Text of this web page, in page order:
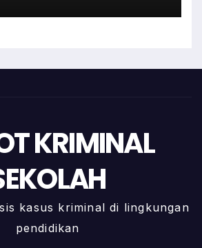
KRIMINAL
kasus kriminal di lingkungan
pendidikan